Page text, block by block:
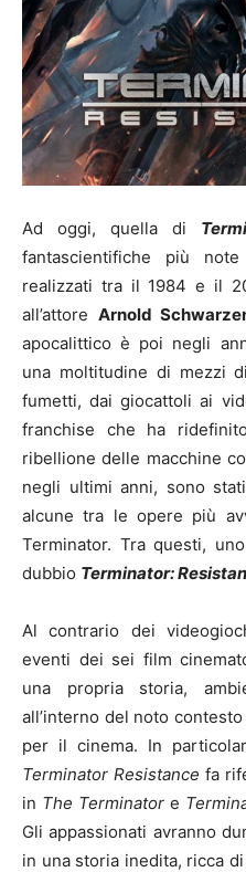
Ad oggi, quella di
fantascientifiche più
realizzati tra il 1984 e il
all’attore Arnold
apocalittico è poi negli
una moltitudine di mezzi
fumetti, dai giocattoli ai
franchise che ha
ribellione delle macchine
negli ultimi anni, sono
alcune tra le opere più
Terminator. Tra questi,
dubbio Terminator:
Al contrario dei
eventi dei sei film
una propria storia,
all’interno del noto
per il cinema. In
Terminator Resistance fa
in The Terminator e
Gli appassionati avranno
in una storia inedita, ricca